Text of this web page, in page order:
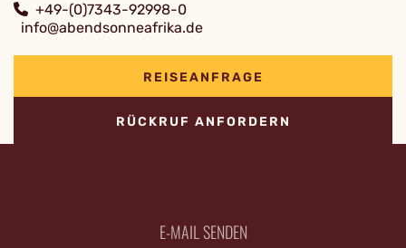
+49-(0)7343-92998-0
info@abendsonneafrika.de
REISEANFRAGE
RÜCKRUF ANFORDERN
E-MAIL SENDEN